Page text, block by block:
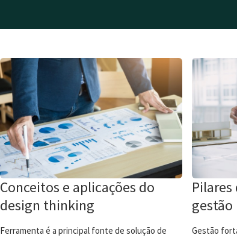
Conceitos e aplicações do
design thinking
Ferramenta é a principal fonte de solução de
Pilares
Gestão